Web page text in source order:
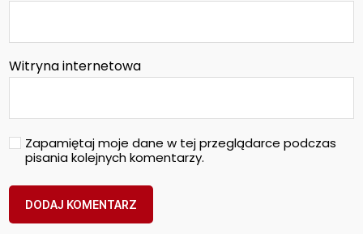
Witryna internetowa
Zapamiętaj moje dane w tej przeglądarce podczas
pisania kolejnych komentarzy.